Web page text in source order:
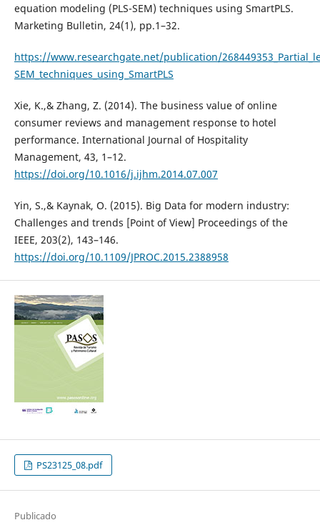
equation modeling (PLS-SEM) techniques using SmartPLS.
Marketing Bulletin, 24(1), pp.1–32.
https://www.researchgate.net/publication/
SEM_techniques_using_SmartPLS
Xie, K.,& Zhang, Z. (2014). The business value of online
consumer reviews and management response to hotel
performance. International Journal of Hospitality
Management, 43, 1–12.
https://doi.org/10.1016/j.ijhm.2014.07.007
Yin, S.,& Kaynak, O. (2015). Big Data for modern industry:
Challenges and trends [Point of View] Proceedings of the
IEEE, 203(2), 143–146.
https://doi.org/10.1109/JPROC.2015.2388958
PS23125_08.pdf
Publicado